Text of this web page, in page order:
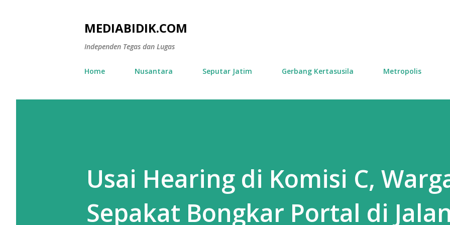
MEDIABIDIK.COM
Independen Tegas dan Lugas
Home Nusantara Seputar Jatim Gerbang Kertasusila Metropolis
Usai Hearing di Komisi C,
Sepakat Bongkar Portal di